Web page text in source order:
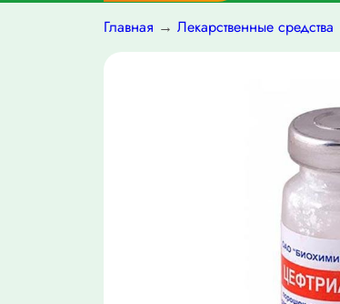
Главная → Лекарственные средства